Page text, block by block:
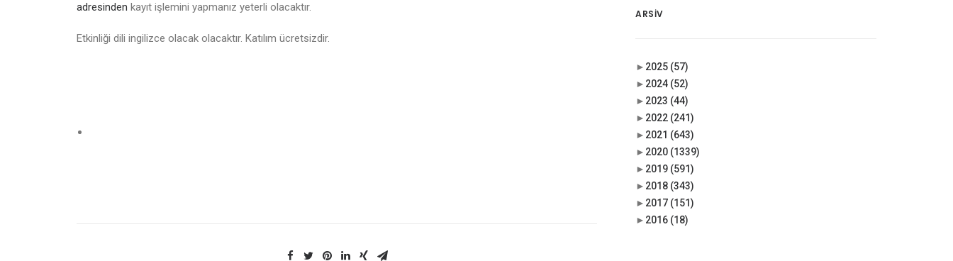
adresinden kayıt işlemini yapmanız yeterli olacaktır.
Etkinliği dili ingilizce olacak olacaktır. Katılım ücretsizdir.
ARSIV
► 2025 (57)
► 2024 (52)
► 2023 (44)
► 2022 (241)
► 2021 (643)
► 2020 (1339)
► 2019 (591)
► 2018 (343)
► 2017 (151)
► 2016 (18)